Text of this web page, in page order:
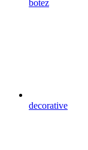
botez
decorative